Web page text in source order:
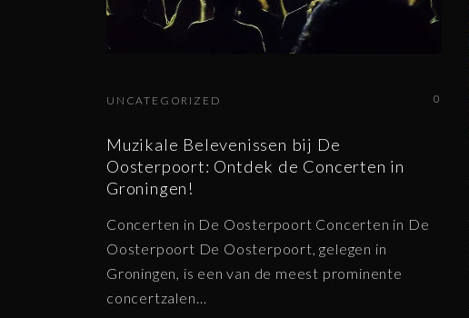
0
UNCATEGORIZED
Muzikale Belevenissen bij De
Oosterpoort: Ontdek de Concerten in
Groningen!
Concerten in De Oosterpoort Concerten in De
Oosterpoort De Oosterpoort, gelegen in
Groningen, is een van de meest prominente
concertzalen